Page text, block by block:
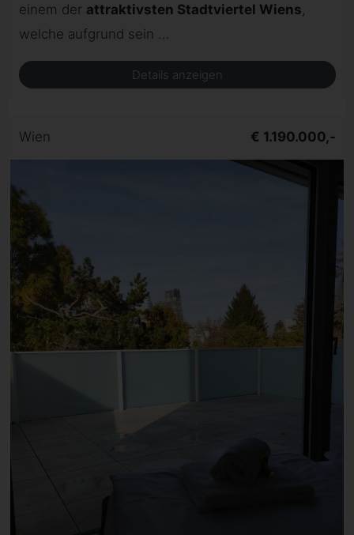
einem der attraktivsten Stadtviertel Wiens,
welche aufgrund sein ...
Details anzeigen
Wien € 1.190.000,-